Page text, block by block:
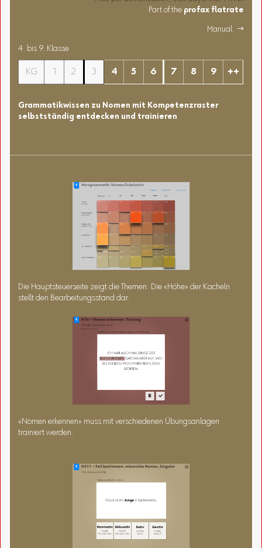
Part of the profax flatrate
Manual 
4. bis 9. Klasse
KG 1 2 3 4 5 6 7 8 9 ++
Grammatikwissen zu Nomen mit Kompetenzraster
selbstständig entdecken und trainieren
Die Hauptsteuerseite zeigt die Themen. Die «Höhe» der Kacheln
stellt den Bearbeitungsstand dar.
«Nomen erkennen» muss mit verschiedenen Übungsanlagen
trainiert werden.